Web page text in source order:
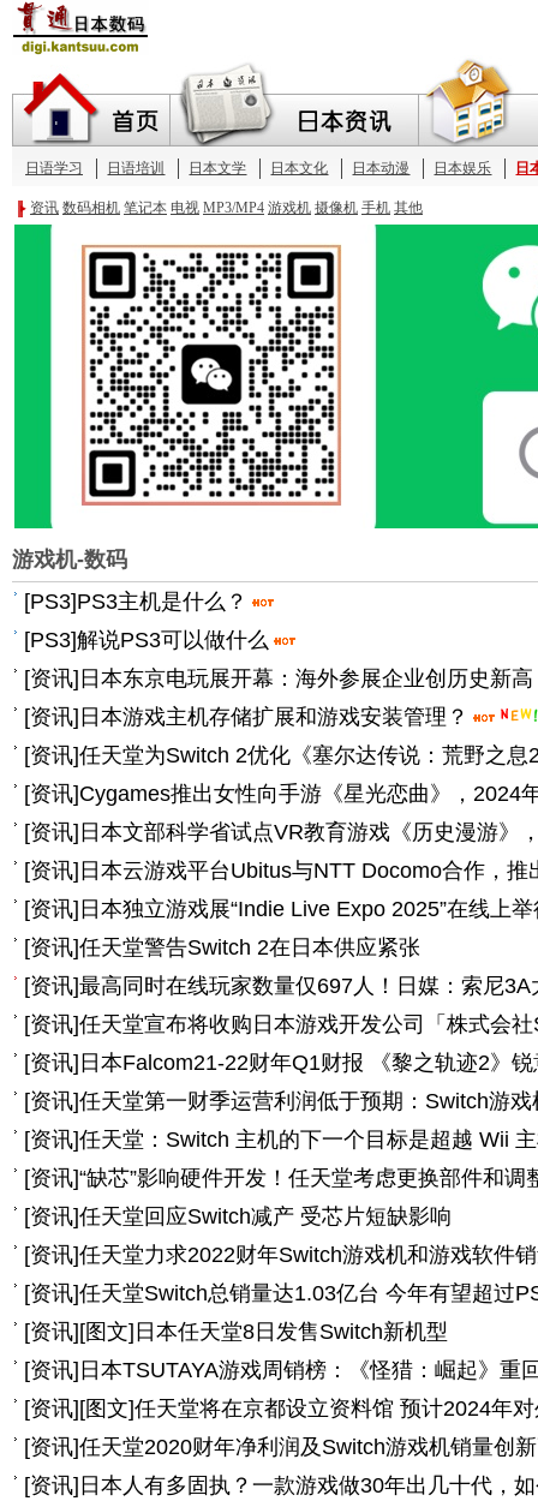
游戏机-数码
[PS3]PS3主机是什么？
[PS3]解说PS3可以做什么
[资讯] 日本东京电玩展开幕：海外参展企业创历史新
[资讯] 日本游戏主机存储扩展和游戏安装管理？
[资讯]任天堂为Switch 2优化《塞尔达传说：荒野之息
[资讯]Cygames推出女性向手游《星光恋曲》，2024
[资讯] 日本文部科学省试点VR教育游戏《历史漫游》
[资讯] 日本云游戏平台Ubitus与NTT Docomo合作，推
[资讯] 日本独立游戏展“Indie Live Expo 2025”在线上举
[资讯]任天堂警告Switch 2在日本供应紧张
[资讯]最高同时在线玩家数量仅697人！日媒：索尼
[资讯]任天堂宣布将收购日本游戏开发公司「株式会
[资讯] 日本Falcom21-22财年Q1财报 《黎之轨迹2》
[资讯]任天堂第一财季运营利润低于预期：Switch游
[资讯]任天堂：Switch 主机的下一个目标是超越 Wii
[资讯]“缺芯”影响硬件开发！任天堂考虑更换部件和调
[资讯]任天堂回应Switch减产 受芯片短缺影响
[资讯]任天堂力求2022财年Switch游戏机和游戏软件
[资讯]任天堂Switch总销量达1.03亿台 今年有望超过
[资讯] [图文] 日本任天堂8日发售Switch新机型
[资讯] 日本TSUTAYA游戏周销榜：《怪猎：崛起》重
[资讯] [图文]任天堂将在京都设立资料馆 预计2024年
[资讯]任天堂2020财年净利润及Switch游戏机销量创
[资讯] 日本人有多固执？一款游戏做30年出几十代，